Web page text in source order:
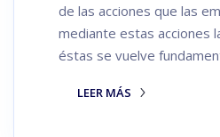
de las acciones que las
mediante estas acciones
éstas se vuelve
LEER MÁS